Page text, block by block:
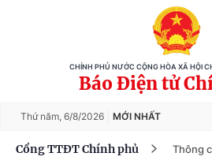
CHÍNH PHỦ NƯỚC CỘNG HÒA XÃ HỘI
Báo Điện tử
Thứ năm, 6/8/2026 MỚI NHẤT
Cổng TTĐT Chính phủ Thông